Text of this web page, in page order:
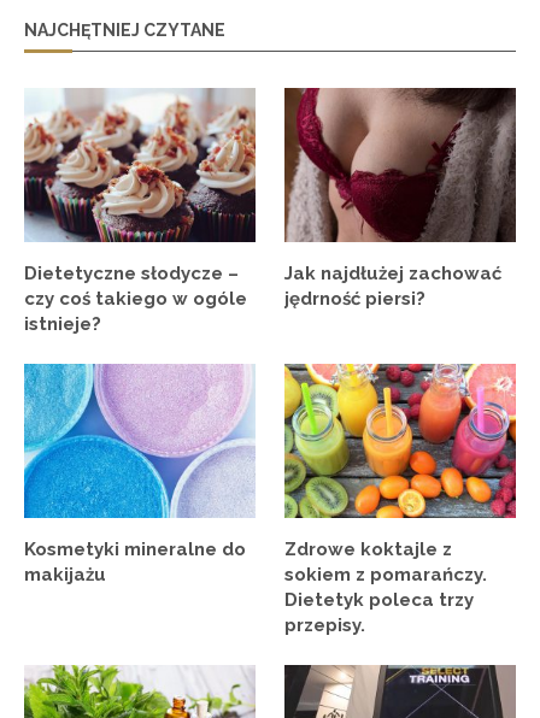
NAJCHĘTNIEJ CZYTANE
Dietetyczne słodycze –
czy coś takiego w ogóle
istnieje?
Jak najdłużej zachować
jędrność piersi?
Kosmetyki mineralne do
makijażu
Zdrowe koktajle z
sokiem z pomarańczy.
Dietetyk poleca trzy
przepisy.